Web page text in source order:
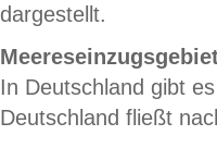
dargestellt.
In Deutschland gibt
Deutschland fließt